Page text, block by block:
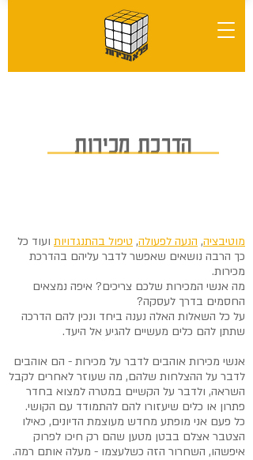
הדרכת מכירות
מוטיבציה, הנעה לפעולה, טיפול בהתנגדויות ועוד כל
כך הרבה נושאים שאפשר לדבר עליהם בהדרכת
מכירות.
מה אנשי המכירות שלכם צריכים? איפה נמצאים
החסמים בדרך לעסקה?
על כל השאלות האלה נענה ביחד ונכין להם הדרכה
שתתן להם כלים מעשיים להגיע אל היעד.
אנשי מכירות אוהבים לדבר על מכירות - הם אוהבים
לדבר על ההצלחות שלהם, מה שעוזר לאחרים לקבל
השראה, ולדבר על הקשיים במטרה למצוא בחדר
פתרון או כלים שיעזורו להם להתמודד עם הקושי.
כל פעם אני מופתע מחדש מעוצמת הדיונים, כאילו
הצטבר אצלם בבטן מטען שהם רק חיכו לפרוק
איפשהו, השחרור הזה כשלעצמו - מעלה אותם רמה.